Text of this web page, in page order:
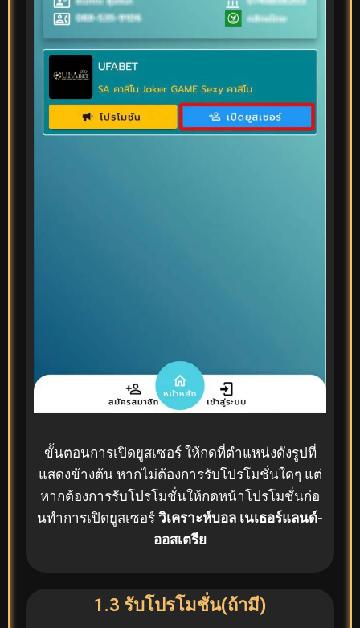
ขั้นตอนการเปิดยูสเซอร์ ให้กดที่ตำแหน่งดังรูปที่
แสดงข้างต้น หากไม่ต้องการรับโปรโมชั่นใดๆ แต่
หากต้องการรับโปรโมชั่นให้กดหน้าโปรโมชั่นก่อ
นทำการเปิดยูสเซอร์ วิเคราะห์บอล เนเธอร์แลนด์-
ออสเตรีย
1.3 รับโปรโมชั่น(ถ้ามี)